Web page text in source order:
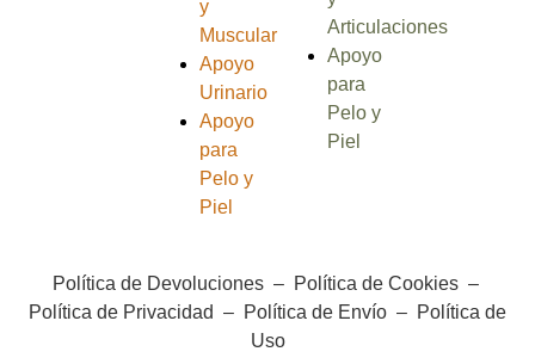
y
Muscular
Apoyo
Urinario
Apoyo
para
Pelo y
Piel
Articulaciones
Apoyo
para
Pelo y
Piel
Política de Devoluciones– Política de Cookies–
Política de Privacidad – Política de Envío – Política de
Uso